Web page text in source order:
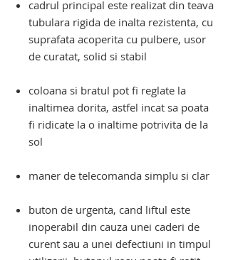
cadrul principal este realizat din teava
tubulara rigida de inalta rezistenta, cu
suprafata acoperita cu pulbere, usor
de curatat, solid si stabil
coloana si bratul pot fi reglate la
inaltimea dorita, astfel incat sa poata
fi ridicate la o inaltime potrivita de la
sol
maner de telecomanda simplu si clar
buton de urgenta, cand liftul este
inoperabil din cauza unei caderi de
curent sau a unei defectiuni in timpul